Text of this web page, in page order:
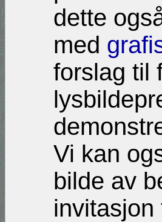
dette
med
forslag til
Vi kan
bilde av